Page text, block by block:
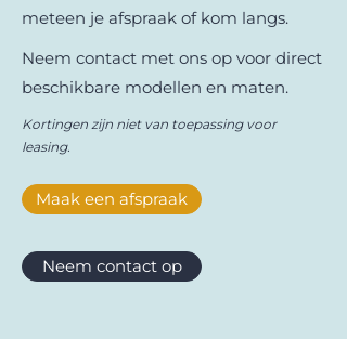
meteen je afspraak of kom langs.
Neem contact met ons op voor direct
beschikbare modellen en maten.
Kortingen zijn niet van toepassing voor
leasing.
Maak een afspraak
Neem contact op